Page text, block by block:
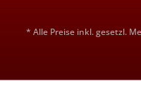
* Alle Preise inkl. gesetzl.